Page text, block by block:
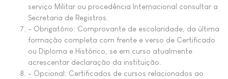
serviço Militar ou procedência Internacional consultar a
Secretaria de Registros.
- Obrigatório: Comprovante de escolaridade, da última
formação completa com frente e verso de Certificado
ou Diploma e Histórico, se em curso atualmente
acrescentar declaração da instituição.
- Opcional: Certificados de cursos relacionados ao